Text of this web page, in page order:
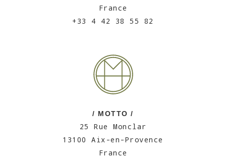
France
+33 4 42 38 55 82
/ MOTTO /
25 Rue Monclar
13100 Aix-en-Provence
France